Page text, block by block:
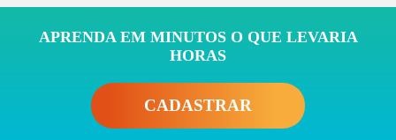
APRENDA EM MINUTOS O QUE LEVARIA
HORAS
CADASTRAR